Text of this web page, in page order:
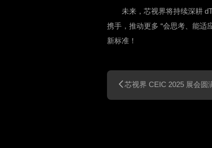
未来，芯视界将持续深耕
携手，推动更多 “会思考、能适
新标准！
芯视界 CEIC 2025 展会圆满收官